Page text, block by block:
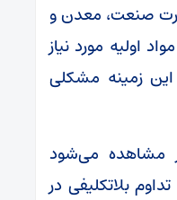
صنعت، معدن و
اولیه مورد نیاز
زمینه مشکلی
مشاهده می‌شود
بلاتکلیفی در